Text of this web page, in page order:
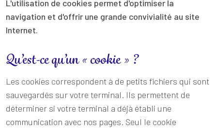
L'utilisation de cookies permet d'optimiser la
navigation et d'offrir une grande convivialité au site
Internet.
Qu’est-ce qu’un « cookie » ?
Les cookies correspondent à de petits fichiers qui sont
sauvegardés sur votre terminal. Ils permettent de
déterminer si votre terminal a déjà établi une
communication avec nos pages. Seul le cookie